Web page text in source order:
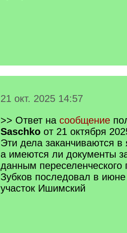
21 окт. 2025 14:57
>> Ответ на сообщение
Saschko от 21 октября
Эти дела заканчиваются в
а имеются ли документы
данным переселенческого
Зубков последовал в
участок Ишимский